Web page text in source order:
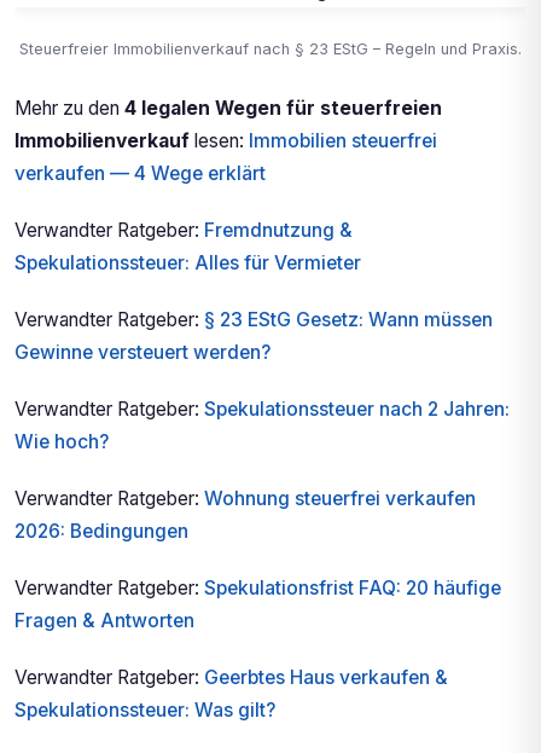
Steuerfreier Immobilienverkauf nach § 23 EStG – Regeln und Praxis.
Mehr zu den 4 legalen Wegen für steuerfreien
Immobilienverkauf lesen: Immobilien steuerfrei
verkaufen — 4 Wege erklärt
Verwandter Ratgeber: Fremdnutzung &
Spekulationssteuer: Alles für Vermieter
Verwandter Ratgeber: § 23 EStG Gesetz: Wann müssen
Gewinne versteuert werden?
Verwandter Ratgeber: Spekulationssteuer nach 2 Jahren:
Wie hoch?
Verwandter Ratgeber: Wohnung steuerfrei verkaufen
2026: Bedingungen
Verwandter Ratgeber: Spekulationsfrist FAQ: 20 häufige
Fragen & Antworten
Verwandter Ratgeber: Geerbtes Haus verkaufen &
Spekulationssteuer: Was gilt?